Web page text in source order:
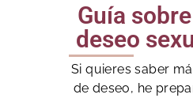
Guía
deseo
Si quieres saber
de deseo, he